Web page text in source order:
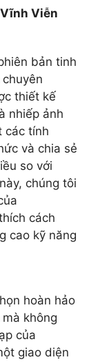
Viễn
bản tinh
thiết kế
nhiếp ảnh
các tính
và chia sẻ
so với
chúng tôi
cách
cao kỹ năng
hoàn hảo
không
của
giao diện